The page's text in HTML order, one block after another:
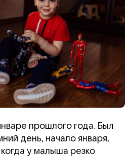
прошлого года. Был
день, начало января,
у малыша резко